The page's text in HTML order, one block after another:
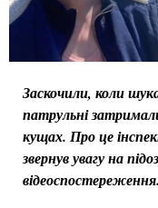
Заскочили, коли
патрульні
кущах. Про це
звернув увагу на
відеоспостереження.